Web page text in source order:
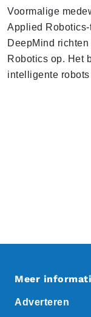
Voormalige
Applied
DeepMind
Robotics op. Het
intelligente
Meer
Adverteren